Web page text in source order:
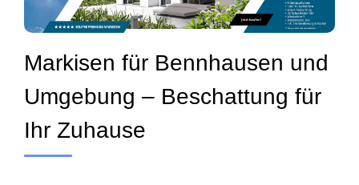
Markisen für Bennhausen und
Umgebung – Beschattung für
Ihr Zuhause